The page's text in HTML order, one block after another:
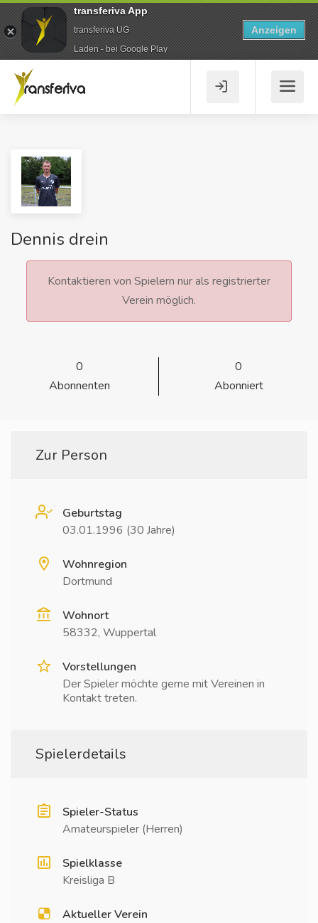
Dennis drein
Kontaktieren von Spielern nur als registrierter
Verein möglich.
0
Abonnenten
0
Abonniert
Zur Person
Geburtstag
03.01.1996 (30 Jahre)
Wohnregion
Dortmund
Wohnort
58332, Wuppertal
Vorstellungen
Der Spieler möchte gerne mit Vereinen in
Kontakt treten.
Spielerdetails
Spieler-Status
Amateurspieler (Herren)
Spielklasse
Kreisliga B
Aktueller Verein
transferiva App
transferiva UG
Laden - bei Google Play
Anzeigen